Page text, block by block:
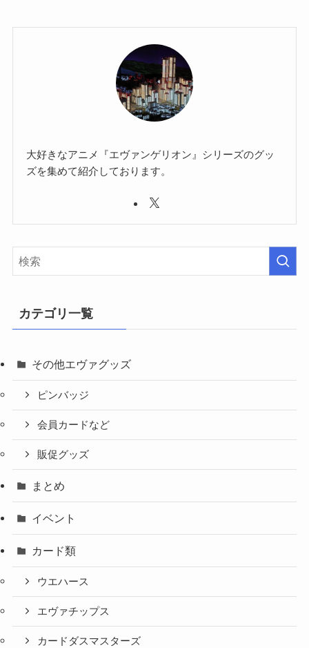
大好きなアニメ『エヴァンゲリオン』シリーズのグッ
ズを集めて紹介しております。
カテゴリ一覧
その他エヴァグッズ
ピンバッジ
会員カードなど
販促グッズ
まとめ
イベント
カード類
ウエハース
エヴァチップス
カードダスマスターズ